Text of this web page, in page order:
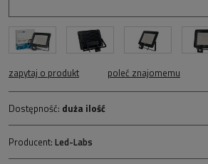
zapytaj o produkt poleć znajomemu
Dostępność: duża ilość
Producent: Led-Labs